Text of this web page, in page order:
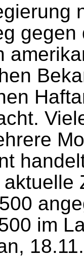
im